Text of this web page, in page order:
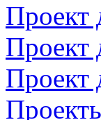
Проект
Проект
Проект